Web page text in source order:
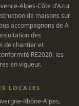
Alpes-Côte d'Azur
de maisons sur
accompagnons de A
des
de chantier et
RE2020, les
en vigueur.
LOCALES
Rhône-Alpes,